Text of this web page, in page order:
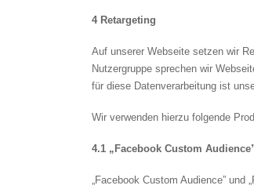
4 Retargeting
Auf unserer Webseite setzen wir
Nutzergruppe sprechen wir
für diese Datenverarbeitung ist
Wir verwenden hierzu folgende
4.1 „Facebook Custom
„Facebook Custom Audience” und